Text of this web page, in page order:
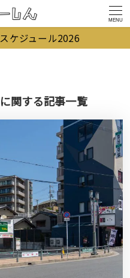
MENU
ケジュール2026
関する記事一覧